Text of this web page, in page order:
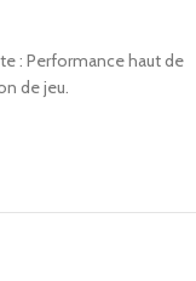
: Performance haut de
de jeu.